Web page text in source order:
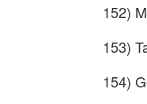
152)
153)
154)